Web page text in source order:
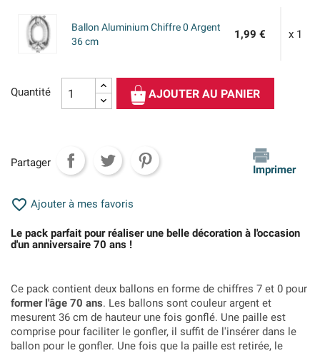
Ballon Aluminium Chiffre 0 Argent
36 cm
1,99 € x 1
Quantité AJOUTER AU PANIER
Partager
Imprimer
 Ajouter à mes favoris
Le pack parfait pour réaliser une belle décoration à l'occasion
d'un anniversaire 70 ans !
Ce pack contient deux ballons en forme de chiffres 7 et 0 pour
former l'âge 70 ans. Les ballons sont couleur argent et
mesurent 36 cm de hauteur une fois gonflé. Une paille est
comprise pour faciliter le gonfler, il suffit de l'insérer dans le
ballon pour le gonfler. Une fois que la paille est retirée, le